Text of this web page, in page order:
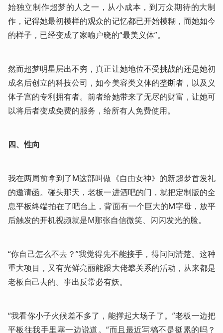
始独立制作超梦的人之一，从小成本，到万众期待的大制
作，记得她最初模样的观众的记忆都已开始模糊，而她如今
的样子，已经变成了家喻户晓的“最美义体”。
然而超梦明星层出不穷，真正让她地位不受挑战的还是她初
成名后创立的科技公司，如今美容类义体的垄断者，以及义
体子宫的专利拥有者。前者给她带来了无尽的财富，让她可
以将后者变成免费的服务，给所有人免费使用。
四、性向
我在两周前拿到了M这部叫做《自由女神》的新超梦首发礼
的邀请函。碰头那天，老板一进酒吧的门，就把定制版的全
息平板终端拍在了吧台上，背面有一个巨大的M字母，放平
后触发的开机视频就是M那张自信微笑、闪闪发光的脸。
“你自己怎么不去？”我觉得先不能接手，得问问清楚。这种
重大项目，又有光鲜亮丽能跟大佬攀关系的活动，从来都是
老板自己去的。事出反常必有妖。
“我看你小子火候差不多了，能撑起大场子了。”老板一边把
平板往我手里塞一边说道。“而且最近写稿不是挺累的吗？